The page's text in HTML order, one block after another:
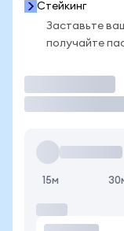
Стейкинг
Заставьте
получайте
15м